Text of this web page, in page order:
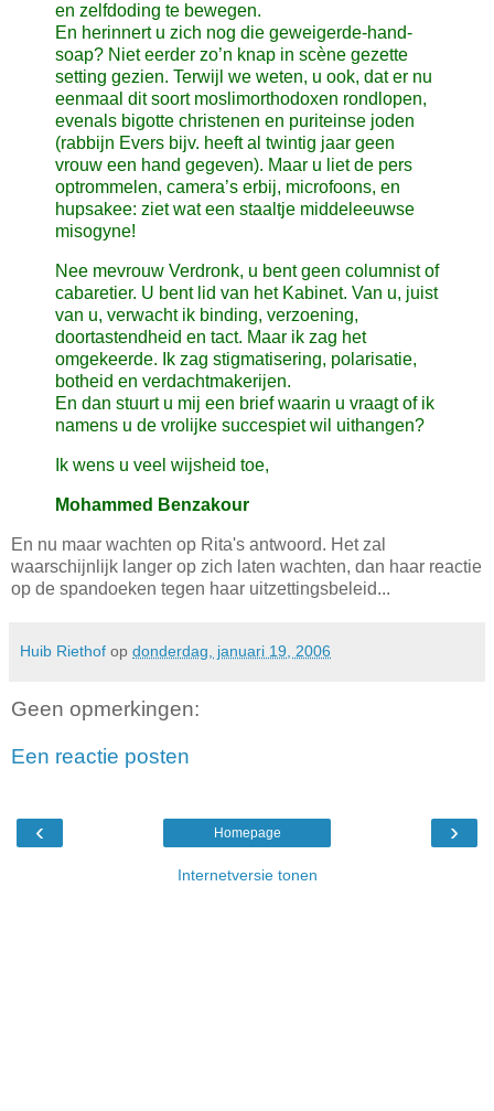
en zelfdoding te bewegen.
En herinnert u zich nog die geweigerde-hand-
soap? Niet eerder zo’n knap in scène gezette
setting gezien. Terwijl we weten, u ook, dat er nu
eenmaal dit soort moslimorthodoxen rondlopen,
evenals bigotte christenen en puriteinse joden
(rabbijn Evers bijv. heeft al twintig jaar geen
vrouw een hand gegeven). Maar u liet de pers
optrommelen, camera’s erbij, microfoons, en
hupsakee: ziet wat een staaltje middeleeuwse
misogyne!
Nee mevrouw Verdronk, u bent geen columnist of
cabaretier. U bent lid van het Kabinet. Van u, juist
van u, verwacht ik binding, verzoening,
doortastendheid en tact. Maar ik zag het
omgekeerde. Ik zag stigmatisering, polarisatie,
botheid en verdachtmakerijen.
En dan stuurt u mij een brief waarin u vraagt of ik
namens u de vrolijke succespiet wil uithangen?
Ik wens u veel wijsheid toe,
Mohammed Benzakour
En nu maar wachten op Rita's antwoord. Het zal
waarschijnlijk langer op zich laten wachten, dan haar reactie
op de spandoeken tegen haar uitzettingsbeleid...
Huib Riethof op donderdag, januari 19, 2006
Geen opmerkingen:
Een reactie posten
‹ ›
Homepage
Internetversie tonen